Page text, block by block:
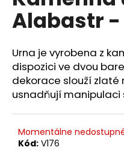
0,0
z
hviezdičiek.
Alabastr -
Urna je vyrobena z
dispozici ve dvou
dekorace slouží
usnadňují manipulaci
Momentálne
Kód: V176
á
j
s
ť
?